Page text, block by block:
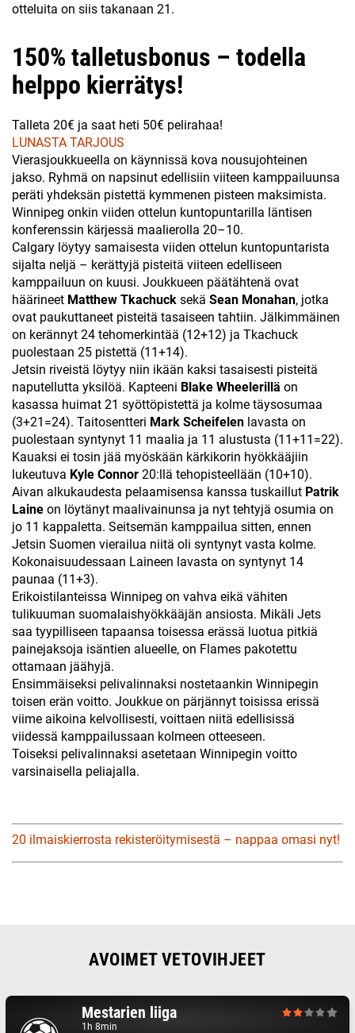
otteluita on siis takanaan 21.
150% talletusbonus – todella
helppo kierrätys!
Talleta 20€ ja saat heti 50€ pelirahaa!
LUNASTA TARJOUS
Vierasjoukkueella on käynnissä kova nousujohteinen
jakso. Ryhmä on napsinut edellisiin viiteen kamppailuunsa
peräti yhdeksän pistettä kymmenen pisteen maksimista.
Winnipeg onkin viiden ottelun kuntopuntarilla läntisen
konferenssin kärjessä maalierolla 20–10.
Calgary löytyy samaisesta viiden ottelun kuntopuntarista
sijalta neljä – kerättyjä pisteitä viiteen edelliseen
kamppailuun on kuusi. Joukkueen päätähtenä ovat
häärineet Matthew Tkachuck sekä Sean Monahan, jotka
ovat paukuttaneet pisteitä tasaiseen tahtiin. Jälkimmäinen
on kerännyt 24 tehomerkintää (12+12) ja Tkachuck
puolestaan 25 pistettä (11+14).
Jetsin riveistä löytyy niin ikään kaksi tasaisesti pisteitä
naputellutta yksilöä. Kapteeni Blake Wheelerillä on
kasassa huimat 21 syöttöpistettä ja kolme täysosumaa
(3+21=24). Taitosentteri Mark Scheifelen lavasta on
puolestaan syntynyt 11 maalia ja 11 alustusta (11+11=22).
Kauaksi ei tosin jää myöskään kärkikorin hyökkääjiin
lukeutuva Kyle Connor 20:llä tehopisteellään (10+10).
Aivan alkukaudesta pelaamisensa kanssa tuskaillut Patrik
Laine on löytänyt maalivainunsa ja nyt tehtyjä osumia on
jo 11 kappaletta. Seitsemän kamppailua sitten, ennen
Jetsin Suomen vierailua niitä oli syntynyt vasta kolme.
Kokonaisuudessaan Laineen lavasta on syntynyt 14
paunaa (11+3).
Erikoistilanteissa Winnipeg on vahva eikä vähiten
tulikuuman suomalaishyökkääjän ansiosta. Mikäli Jets
saa tyypilliseen tapaansa toisessa erässä luotua pitkiä
painejaksoja isäntien alueelle, on Flames pakotettu
ottamaan jäähyjä.
Ensimmäiseksi pelivalinnaksi nostetaankin Winnipegin
toisen erän voitto. Joukkue on pärjännyt toisissa erissä
viime aikoina kelvollisesti, voittaen niitä edellisissä
viidessä kamppailussaan kolmeen otteeseen.
Toiseksi pelivalinnaksi asetetaan Winnipegin voitto
varsinaisella peliajalla.
20 ilmaiskierrosta rekisteröitymisestä – nappaa omasi nyt!
AVOIMET VETOVIHJEET
Mestarien liiga
1h 8min